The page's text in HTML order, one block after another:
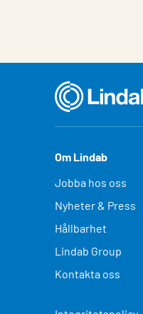
Om Lindab
Jobba hos oss
Nyheter & Press
Hållbarhet
Lindab Group
Kontakta oss